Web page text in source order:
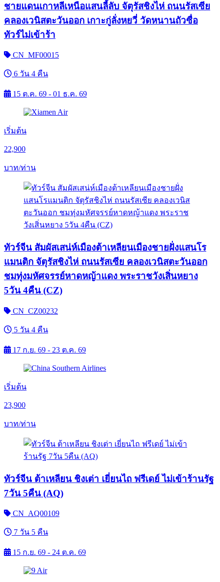
ชายแดนเกาหลีเหนือแสนลี้ลับ จัตุรัสชิงไห่ ถนนรัสเซีย
คลองเวนิสตะวันออก เกาะกู่ลั่งหยวี่ วัดหนานถัวซื่อ
ทัวร์ไม่เข้าร้า
CN_MF00015
6 วัน 4 คืน
15 ต.ค. 69 - 01 ธ.ค. 69
เริ่มต้น
22,900
บาท/ท่าน
ทัวร์จีน สัมผัสเสน่ห์เมืองต้าเหลียนเมืองชายฝั่งแสนโร
แมนติก จัตุรัสชิงไห่ ถนนรัสเซีย คลองเวนิสตะวันออก
ชมทุ่งมหัศจรรย์หาดหญ้าแดง พระราชวังเสิ่นหยาง
5วัน 4คืน (CZ)
CN_CZ00232
5 วัน 4 คืน
17 ก.ย. 69 - 23 ต.ค. 69
เริ่มต้น
23,900
บาท/ท่าน
ทัวร์จีน ต้าเหลียน ชิงเต่า เยี่ยนไถ ฟรีเดย์ ไม่เข้าร้านรัฐ
7วัน 5คืน (AQ)
CN_AQ00109
7 วัน 5 คืน
15 ก.ย. 69 - 24 ต.ค. 69